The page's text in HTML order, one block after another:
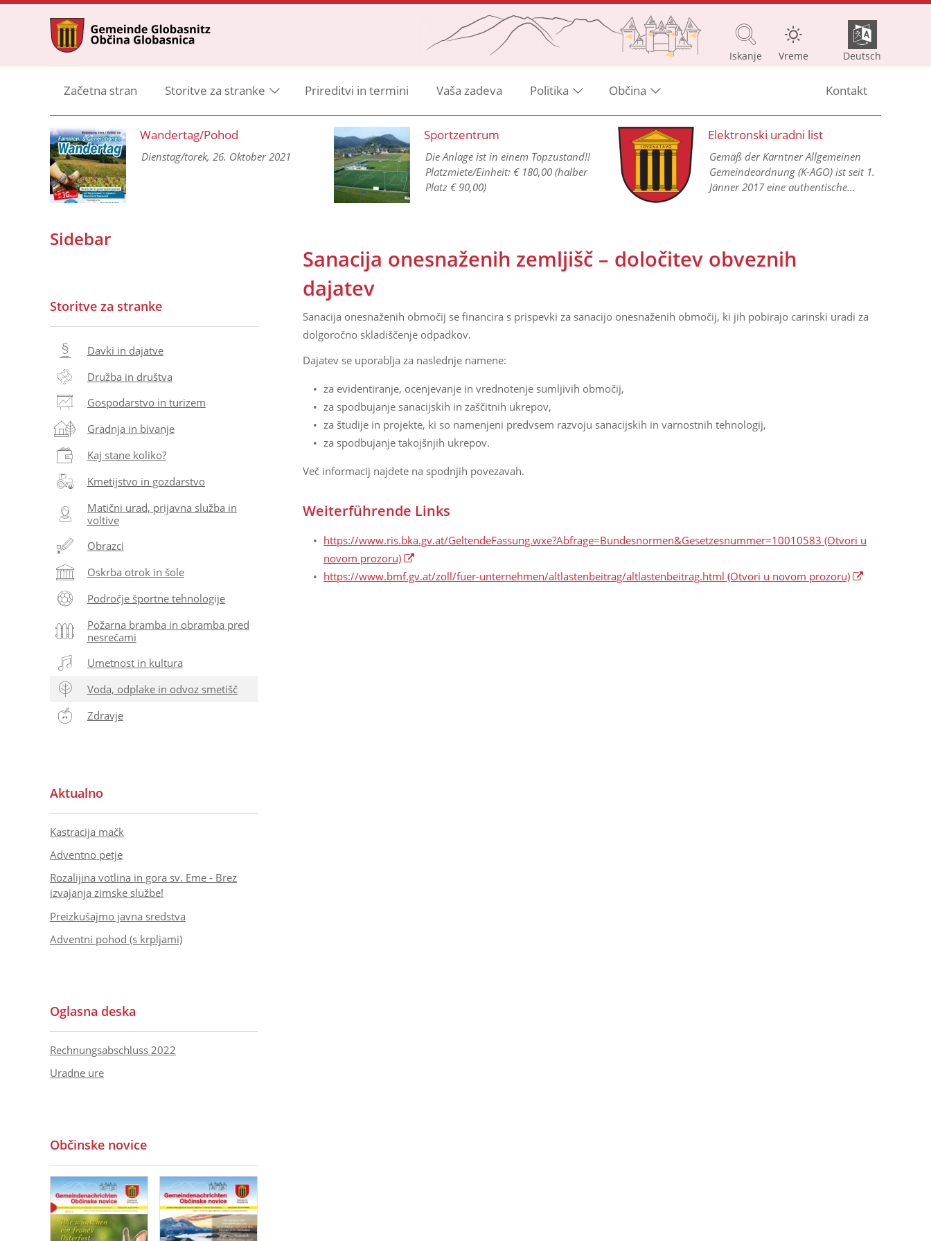
Iskanje Vreme Deutsch
Začetna stran Storitve za stranke Prireditvi in termini Vaša zadeva Politika Občina Kontakt
Wandertag/Pohod
Dienstag/torek, 26. Oktober 2021
Sportzentrum
Die Anlage ist in einem Topzustand!!
Platzmiete/Einheit: € 180,00 (halber
Platz € 90,00)
Elektronski uradni list
Gemäß der Kärntner Allgemeinen
Gemeindeordnung (K-AGO) ist seit 1.
Jänner 2017 eine authentische
vorgesehen.
Sanacija onesnaženih zemljišč – določitev obveznih
dajatev
Sanacija onesnaženih območij se financira s prispevki za sanacijo onesnaženih območij, ki jih pobirajo carinski uradi za
dolgoročno skladiščenje odpadkov.
Dajatev se uporablja za naslednje namene:
za evidentiranje, ocenjevanje in vrednotenje sumljivih območij,
za spodbujanje sanacijskih in zaščitnih ukrepov,
za študije in projekte, ki so namenjeni predvsem razvoju sanacijskih in varnostnih tehnologij,
za spodbujanje takojšnjih ukrepov.
Več informacij najdete na spodnjih povezavah.
Weiterführende Links
https://www.ris.bka.gv.at/GeltendeFassung.wxe?Abfrage=Bundesnormen&Gesetzesnummer=10010583 (Otvori u
novom prozoru)
https://www.bmf.gv.at/zoll/fuer-unternehmen/altlastenbeitrag/altlastenbeitrag.html (Otvori u novom prozoru)
Sidebar
Storitve za stranke
Davki in dajatve
Družba in društva
Gospodarstvo in turizem
Gradnja in bivanje
Kaj stane koliko?
Kmetijstvo in gozdarstvo
Matični urad, prijavna služba in
voltive
Obrazci
Oskrba otrok in šole
Področje športne tehnologije
Požarna bramba in obramba pred
nesrečami
Umetnost in kultura
Voda, odplake in odvoz smetišč
Zdravje
Aktualno
Kastracija mačk
Adventno petje
Rozalijina votlina in gora sv. Eme - Brez
izvajanja zimske službe!
Preizkušajmo javna sredstva
Adventni pohod (s krpljami)
Oglasna deska
Rechnungsabschluss 2022
Uradne ure
Občinske novice